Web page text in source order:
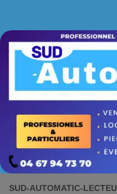
SUD-AUTOMATIC-